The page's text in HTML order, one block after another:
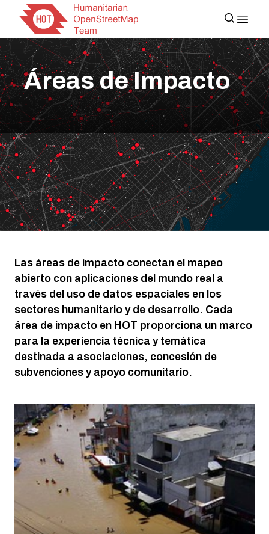
Áreas de Impacto
Las áreas de impacto conectan el mapeo
abierto con aplicaciones del mundo real a
través del uso de datos espaciales en los
sectores humanitario y de desarrollo. Cada
área de impacto en HOT proporciona un marco
para la experiencia técnica y temática
destinada a asociaciones, concesión de
subvenciones y apoyo comunitario.